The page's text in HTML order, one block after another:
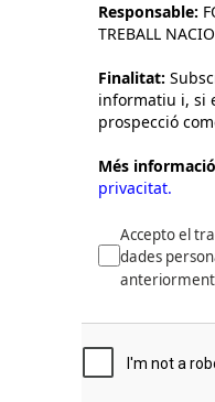
Responsable:
TREBALL
Finalitat:
informatiu i, si
prospecció
Més
privacitat.
Accepto el
dades